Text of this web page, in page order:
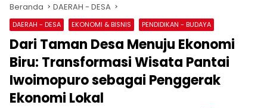
Beranda DAERAH - DESA
DAERAH - DESA EKONOMI & BISNIS PENDIDIKAN - BUDAYA
‎Dari Taman Desa Menuju Ekonomi
Biru: Transformasi Wisata Pantai
Iwoimopuro sebagai Penggerak
Ekonomi Lokal